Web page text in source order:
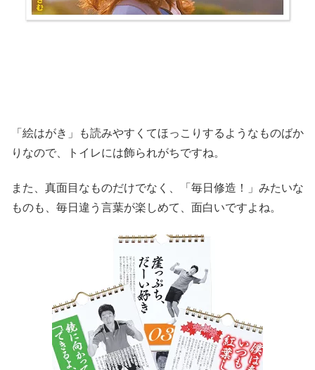
「絵はがき」も読みやすくてほっこりするようなものばか
りなので、トイレには飾られがちですね。
また、真面目なものだけでなく、「毎日修造！」みたいな
ものも、毎日違う言葉が楽しめて、面白いですよね。